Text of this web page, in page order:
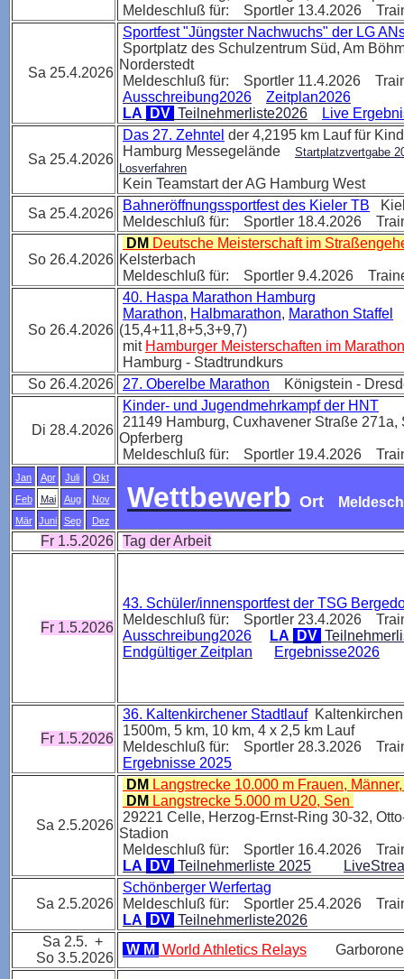
Meldeschluß für: Sportler 13.4.2026
Sa 25.4.2026
Sportfest "Jüngster Nachwuchs" der LG
Sportplatz des Schulzentrum Süd, Am
Norderstedt
Meldeschluß für: Sportler 11.4.2026
Ausschreibung2026
Zeitplan2026
LA
DV Teilnehmerliste2026 Live
Sa 25.4.2026
Das 27. Zehntel der 4,2195 km Lauf für
Hamburg Messegelände Startplatzvertgabe
Losverfahren
Kein Teamstart der AG Hamburg West
Sa 25.4.2026
Bahneröffnungssportfest des Kieler TB
Meldeschluß für: Sportler 18.4.2026
So 26.4.2026
DM Deutsche Meisterschaft im
Kelsterbach
Meldeschluß für: Sportler 9.4.2026
So 26.4.2026
40. Haspa Marathon Hamburg
Marathon, Halbmarathon, Marathon Staffel
(15,4+11,8+5,3+9,7)
mit Hamburger Meisterschaften im
Hamburg - Stadtrundkurs
So 26.4.2026
27. Oberelbe Marathon Königstein -
Di 28.4.2026
Kinder- und Jugendmehrkampf der HNT
21149 Hamburg, Cuxhavener Straße 271a,
Opferberg
Meldeschluß für: Sportler 19.4.2026
Jan Apr Juli Okt
Wettbewerb Ort
Feb Mai Aug
Nov
Mär
Juni Sep Dez
Fr 1.5.2026 Tag der Arbeit
Fr 1.5.2026
43. Schüler/innensportfest der TSG
Meldeschluß für: Sportler 23.4.2026
Ausschreibung2026
LA DV
Endgültiger Zeitplan
Ergebnisse2026
Fr 1.5.2026
36. Kaltenkirchener Stadtlauf
1500m, 5 km, 10 km, 4 x 2,5 km Lauf
Meldeschluß für: Sportler 28.3.2026
Ergebnisse 2025
Sa 2.5.2026
DM Langstrecke 10.000 m Frauen,
DM Langstrecke 5.000 m U20, Sen
29221 Celle, Herzog-Ernst-Ring 30-32,
Stadion
Meldeschluß für: Sportler 16.4.2026
LA
DV Teilnehmerliste 2025
Sa 2.5.2026
Schönberger Werfertag
Meldeschluß für: Sportler 25.4.2026
LA
DV Teilnehmerliste2026
Sa 2.5. +
So 3.5.2026
W M World Athletics Relays Garborone